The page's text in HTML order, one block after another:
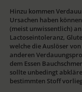
Hinzu kommen
Ursachen haben
(meist unwissentlich)
Lactoseintoleranz,
welche die Auslöser
anderen
dem Essen
sollte unbedingt
bestimmten Stoff